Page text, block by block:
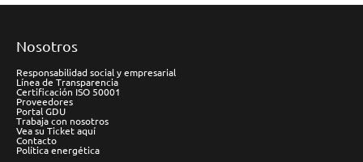
Nosotros
Responsabilidad social y empresarial
Línea de Transparencia
Certificación ISO 50001
Proveedores
Portal GDU
Trabaja con nosotros
Vea su Ticket aquí
Contacto
Política energética